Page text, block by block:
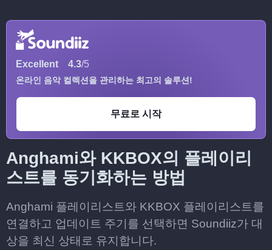
Excellent 4.3/5
온라인 음악 컬렉션을 관리하는 최고의 솔루션!
무료로 시작
Anghami와 KKBOX의 플레이리
스트를 동기화하는 방법
Anghami 플레이리스트와 KKBOX 플레이리스트를
연결하고 업데이트 주기를 선택하면 Soundiiz가 대
상을 최신 상태로 유지합니다.